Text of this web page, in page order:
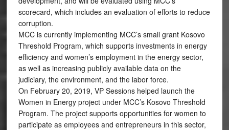
scorecard, which includes an evaluation of efforts to reduce
corruption.
MCC is currently implementing MCC’s small grant Kosovo
Threshold Program, which supports investments in energy
efficiency and women’s employment in the energy sector,
as well as increasing publicly available data on the
judiciary, the environment, and the labor force.
On February 20, 2019, VP Sessions helped launch the
Women in Energy project under MCC’s Kosovo Threshold
Program. The project supports opportunities for women to
participate as employees and entrepreneurs in this sector,